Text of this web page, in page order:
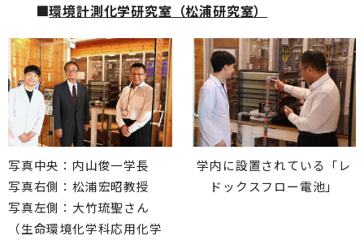
■環境計測化学研究室（松浦研究室）
写真中央：内山俊一学長
写真右側：松浦宏昭教授
写真左側：大竹琉聖さん
（生命環境化学科応用化学
学内に設置されている「レ
ドックスフロー電池」